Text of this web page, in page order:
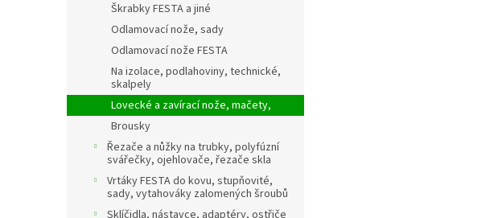
Škrabky FESTA a jiné
Odlamovací nože, sady
Odlamovací nože FESTA
Na izolace, podlahoviny, technické,
skalpely
Lovecké a zavírací nože, mačety,
Brousky
Řezače a nůžky na trubky, polyfúzní
svářečky, ojehlovače, řezače skla
Vrtáky FESTA do kovu, stupňovité,
sady, vytahováky zalomených šroubů